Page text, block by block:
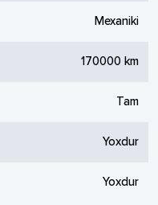
Mexaniki
170000 km
Tam
Yoxdur
Yoxdur